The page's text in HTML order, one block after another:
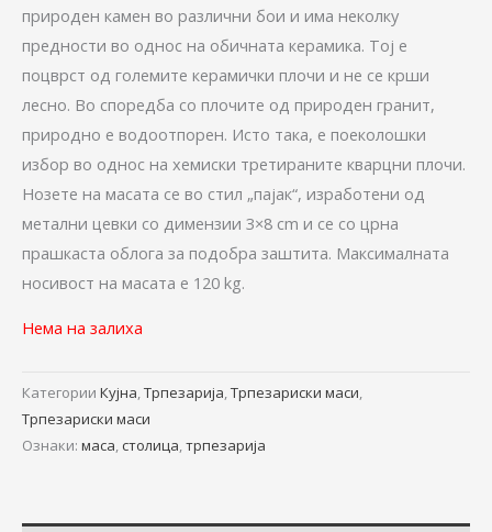
природен камен во различни бои и има неколку
предности во однос на обичната керамика. Тој е
поцврст од големите керамички плочи и не се крши
лесно. Во споредба со плочите од природен гранит,
природно е водоотпорен. Исто така, е поеколошки
избор во однос на хемиски третираните кварцни плочи.
Нозете на масата се во стил „пајак“, изработени од
метални цевки со димензии 3×8 cm и се со црна
прашкаста облога за подобра заштита. Максималната
носивост на масата е 120 kg.
Нема на залиха
Категории Кујна,Трпезарија,Трпезариски маси,
Трпезариски маси
Ознаки: маса, столица,трпезарија